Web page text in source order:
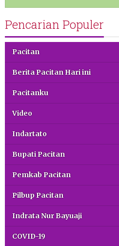
Pencarian Populer
Pacitan
Berita Pacitan Hari ini
Pacitanku
Video
Indartato
Bupati Pacitan
Pemkab Pacitan
Pilbup Pacitan
Indrata Nur Bayuaji
COVID-19